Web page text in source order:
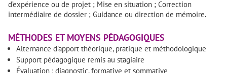
d’expérience ou de projet ; Mise en situation ; Correction
intermédiaire de dossier ; Guidance ou direction de mémoire.
MÉTHODES ET MOYENS PÉDAGOGIQUES
Alternance d’apport théorique, pratique et méthodologique
Support pédagogique remis au stagiaire
Évaluation : diagnostic, formative et sommative